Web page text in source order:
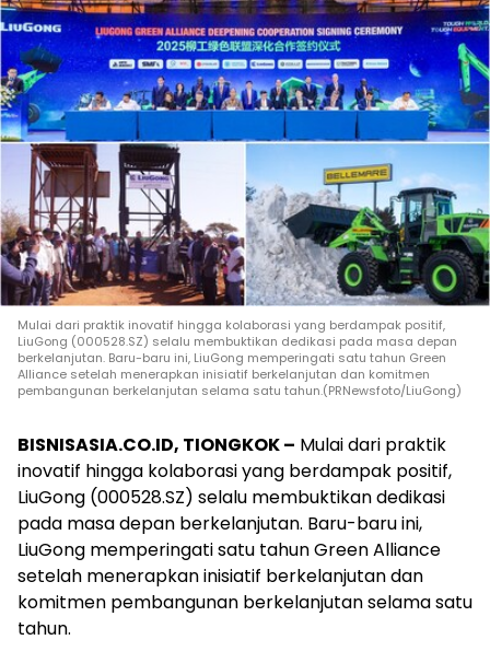
Mulai dari praktik inovatif hingga kolaborasi yang berdampak positif,
LiuGong (000528.SZ) selalu membuktikan dedikasi pada masa depan
berkelanjutan. Baru-baru ini, LiuGong memperingati satu tahun Green
Alliance setelah menerapkan inisiatif berkelanjutan dan komitmen
pembangunan berkelanjutan selama satu tahun.(PRNewsfoto/LiuGong)
BISNISASIA.CO.ID, TIONGKOK – Mulai dari praktik
inovatif hingga kolaborasi yang berdampak positif,
LiuGong (000528.SZ) selalu membuktikan dedikasi
pada masa depan berkelanjutan. Baru-baru ini,
LiuGong memperingati satu tahun Green Alliance
setelah menerapkan inisiatif berkelanjutan dan
komitmen pembangunan berkelanjutan selama satu
tahun.